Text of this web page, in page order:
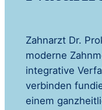
Zahnarzt Dr.
moderne
integrative
verbinden
einem